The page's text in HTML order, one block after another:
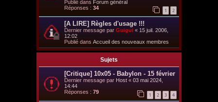
Publié dans Forum général
Réponses : 34 1 2
[A LIRE] Règles d'usage !!!
Dernier message par Guigui « 15 juil. 2006,
12:02
Publié dans Accueil des nouveaux membres
Sujets
[Critique] 10x05 - Babylon - 15 février
Dernier message par Host « 03 mai 2024,
14:44
Réponses : 79 1 2 3 4